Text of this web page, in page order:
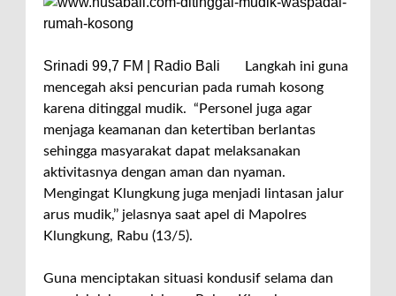
Srinadi 99,7 FM | Radio Bali
Langkah ini guna
mencegah aksi pencurian pada rumah kosong
karena ditinggal mudik. “Personel juga agar
menjaga keamanan dan ketertiban berlantas
sehingga masyarakat dapat melaksanakan
aktivitasnya dengan aman dan nyaman.
Mengingat Klungkung juga menjadi lintasan jalur
arus mudik,’’ jelasnya saat apel di Mapolres
Klungkung, Rabu (13/5).
Guna menciptakan situasi kondusif selama dan